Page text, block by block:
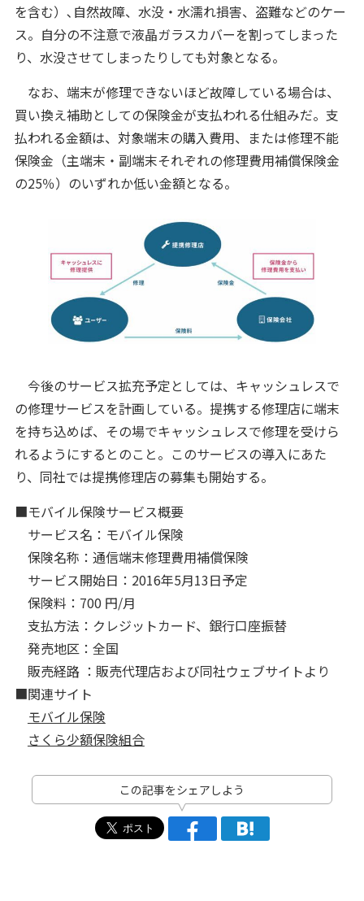
を含む）､自然故障、水没・⽔濡れ損害、盗難などのケー
ス。自分の不注意で液晶ガラスカバーを割ってしまった
り、水没させてしまったりしても対象となる。
なお、端末が修理できないほど故障している場合は、
買い換え補助としての保険金が支払われる仕組みだ。支
払われる金額は、対象端末の購⼊費⽤、または修理不能
保険金（主端末・副端末それぞれの修理費用補償保険⾦
の25％）のいずれか低い金額となる。
今後のサービス拡充予定としては、キャッシュレスで
の修理サービスを計画している。提携する修理店に端末
を持ち込めば、その場でキャッシュレスで修理を受けら
れるようにするとのこと。このサービスの導入にあた
り、同社では提携修理店の募集も開始する。
■モバイル保険サービス概要
サービス名：モバイル保険
保険名称：通信端末修理費⽤補償保険
サービス開始⽇：2016年5月13日予定
保険料：700 円/月
⽀払⽅法：クレジットカード、銀行口座振替
発売地区：全国
販売経路 ：販売代理店および同社ウェブサイトより
■関連サイト
モバイル保険
さくら少額保険組合
この記事をシェアしよう